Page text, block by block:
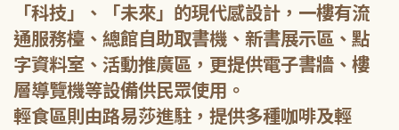
「科技」、「未來」的現代感設計，一樓有流
通服務檯、總館自助取書機、新書展示區、點
字資料室、活動推廣區，更提供電子書牆、樓
層導覽機等設備供民眾使用。
輕食區則由路易莎進駐，提供多種咖啡及輕